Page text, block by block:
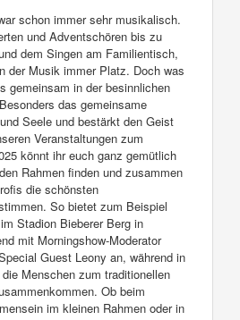
schon immer sehr musikalisch.
und Adventschören bis zu
dem Singen am Familientisch,
der Musik immer Platz. Doch was
gemeinsam in der besinnlichen
das gemeinsame
Seele und bestärkt den Geist
Veranstaltungen zum
könnt ihr euch ganz gemütlich
Rahmen finden und zusammen
die schönsten
So bietet zum Beispiel
Stadion Bieberer Berg in
mit Morningshow-Moderator
Guest Leony an, während in
Menschen zum traditionellen
Ob beim
im kleinen Rahmen oder in